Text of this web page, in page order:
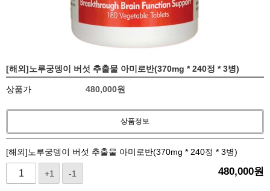
[해외]노루궁뎅이 버섯 추출물 아미로반(370mg * 240정 * 3병)
상품가 480,000원
상품정보
[해외]노루궁뎅이 버섯 추출물 아미로반(370mg * 240정 * 3병)
+1 -1 480,000원